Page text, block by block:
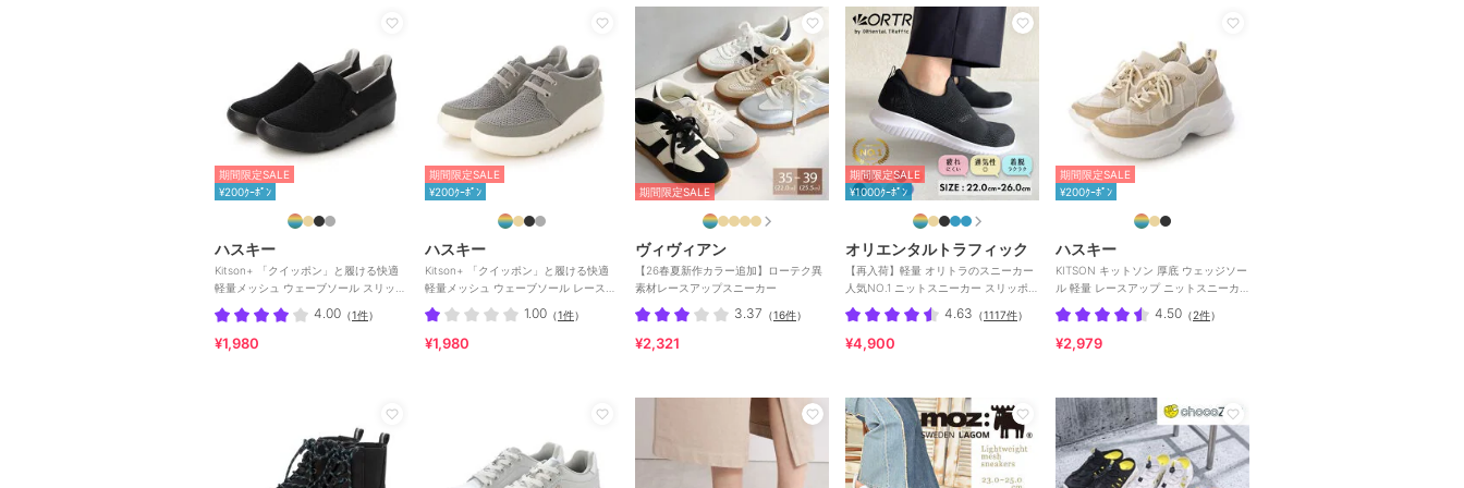
期間限定SALE
¥200ｸｰﾎﾟﾝ
ハスキー
Kitson+ 「クイッポン」と履ける快適
軽量メッシュ ウェーブソール スリッポ
ン スニーカー
4.00 （1件）
¥1,980
期間限定SALE
¥200ｸｰﾎﾟﾝ
ハスキー
Kitson+ 「クイッポン」と履ける快適
軽量メッシュ ウェーブソール レースア
ップスニーカー
1.00 （1件）
¥1,980
期間限定SALE
ヴィヴィアン
【26春夏新作カラー追加】ローテク異
素材レースアップスニーカー
3.37 （16件）
¥2,321
期間限定SALE
¥1000ｸｰﾎﾟﾝ
オリエンタルトラフィック
【再入荷】軽量 オリトラのスニーカー
人気NO.1 ニットスニーカー スリッポン
/3709
4.63 （1117件）
¥4,900
期間限定SALE
¥200ｸｰﾎﾟﾝ
ハスキー
KITSON キットソン 厚底 ウェッジソー
ル 軽量 レースアップ ニットスニーカ
ー
4.50 （2件）
¥2,979